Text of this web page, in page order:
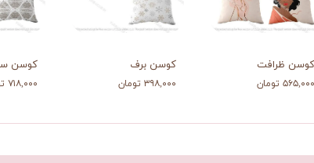
کوسن
۷۱۸,۰۰۰ تومان
کوسن برف
۳۹۸,۰۰۰ تومان
کوسن ظرافت
۵۶۵,۰۰۰ تومان